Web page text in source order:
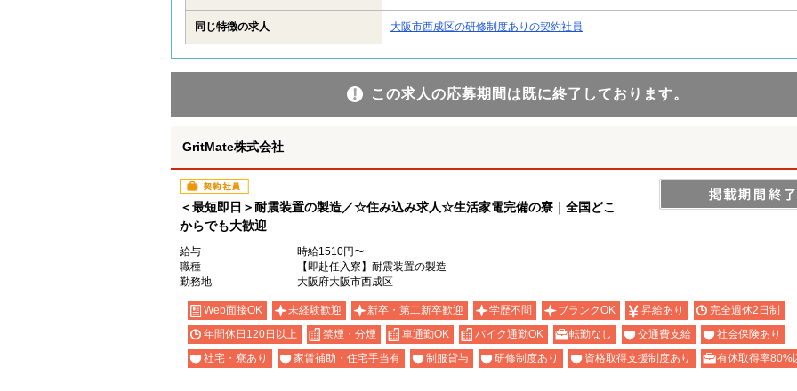
同じ特徴の求人 大阪市西成区の研修制度ありの契約社員
この求人の応募期間は既に終了しております。
GritMate株式会社
契約社員
＜最短即日＞耐震装置の製造／☆住み込み求人☆生活家電完備の寮｜全国どこ
からでも大歓迎
給与
時給1510円〜
職種
【即赴任入寮】耐震装置の製造
勤務地
大阪府大阪市西成区
Web面接OK 未経験歓迎 新卒・第二新卒歓迎 学歴不問 ブランクOK 昇給あり
完全週休2日制
年間休日120日以上
禁煙・分煙 車通勤OK バイク通勤OK 転勤なし 交通費支給
社会保険あり
社宅・寮あり
家賃補助・住宅手当有 制服貸与 研修制度あり 資格取得支援制度あり 有休取得率80%